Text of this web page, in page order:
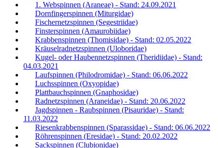
1. Webspinnen (Araneae) - Stand: 24.09.2021
Dornfingerspinnen (Miturgidae)
Fischernetzspinnen (Segestriidae)
Finsterspinnen (Amaurobiidae)
Krabbenspinnen (Thomisidae) - Stand: 02.05.2022
Kräuselradnetzspinnen (Uloboridae)
Kugel- oder Haubennetzspinnen (Theridiidae) - Stand:
04.03.2021
Laufspinnen (Philodromidae) - Stand: 06.06.2022
Luchsspinnen (Oxyopidae)
Plattbauchspinnen (Gnaphosidae)
Radnetzspinnen (Araneidae) - Stand: 20.06.2022
Jagdspinnen - Raubspinnen (Pisauridae) - Stand:
11.03.2022
Riesenkrabbenspinnen (Sparassidae) - Stand: 06.06.2022
Röhrenspinnen (Eresidae) - Stand: 20.02.2022
Sackspinnen (Clubionidae)